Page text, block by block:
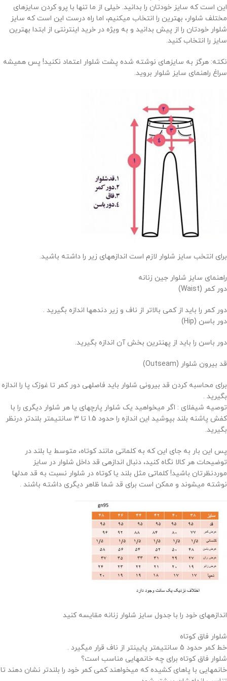
این است که سایز خودتان را بدانید. خیلی از ما تنها با پرو کردن سایزهای
مختلف شلوار، بهترین را انتخاب میکنیم، اما راه درست این است که سایز
شلوار خودتان را از پیش بدانید و به ویژه در خرید اینترنتی از ابتدا بهترین
سایز را انتخاب کنید.
نکته: هرگز به سایزهای نوشته شده پشت شلوار اعتماد نکنید! پس همیشه
سراغ راهنمای سایز شلوار بروید.
برای انتخب سایز شلوار لازم است اندازههای زیر را داشته باشید.
راهنمای سایز شلوار جین زنانه
دور کمر (Waist)
دور کمر را باید از کمی بالاتر از ناف و زیر دندهها اندازه بگیرید .
دور باسن (Hip)
دور باسن را باید از پهنترین بخش آن اندازه بگیرید.
قد بیرون شلوار (Outseam)
برای محاسبه کردن قد بیرونی شلوار باید فاصلهی دور کمر تا غوزک پا را اندازه
بگیرید .
توصیه شیفلای : اگر میخواهید یک شلوار پارچهای یا هر شلوار دیگری را با
کفش پاشنه بلند بپوشید این اندازه را حدود 1.5 تا 3 سانتیمتر بلندتر درنظر
بگیرید.
پس این بار به جای این که به کلماتی مانند کوتاه، متوسط یا بلند در
توضیحات هر کالا نگاه کنید، دنبال اندازهی قد داخل شلوار در سایز
موردنظرتان باشید! کلماتی مثل بلند یا کوتاه در شلوار نسبت به قد مدلها
نوشته میشوند و ممکن است برای قد شما ظاهر دیگری داشته باشند .
اندازههای خود را با جدول سایز شلوار زنانه مقایسه کنید
شلوار فاق کوتاه
خط کمر حدود 5 سانتیمتر پایینتر از ناف قرار میگیرد .
شلوار فاق کوتاه برای چه خانمهایی مناسب است؟
خانمهایی با پاهای کشیده که میخواهند کمی کمر خود را بلندتر نشان دهند تا